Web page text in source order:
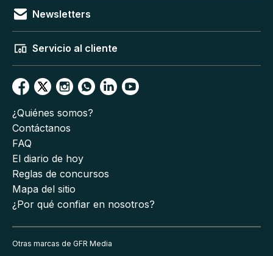
Newsletters
Servicio al cliente
¿Quiénes somos?
Contáctanos
FAQ
El diario de hoy
Reglas de concursos
Mapa del sitio
¿Por qué confiar en nosotros?
Otras marcas de GFR Media